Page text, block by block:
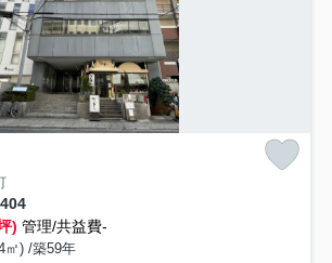
404
) 管理/共益費-
㎡) /築59年